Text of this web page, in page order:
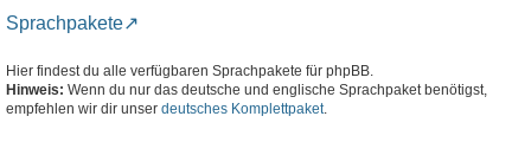
Sprachpakete
Hier findest du alle verfügbaren Sprachpakete für phpBB.
Hinweis: Wenn du nur das deutsche und englische Sprachpaket benötigst,
empfehlen wir dir unser deutsches Komplettpaket.